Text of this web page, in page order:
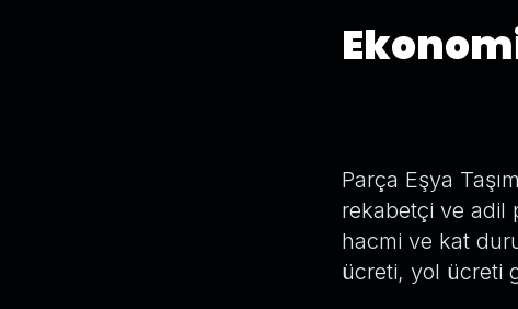
Parça Eşya
rekabetçi ve adil
hacmi ve kat
ücreti, yol ücreti